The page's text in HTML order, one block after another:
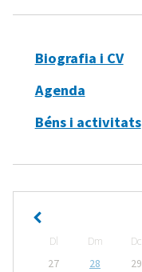
Biografia i CV
Agenda
Béns i activitats
Dl Dm Dc
27
28 29